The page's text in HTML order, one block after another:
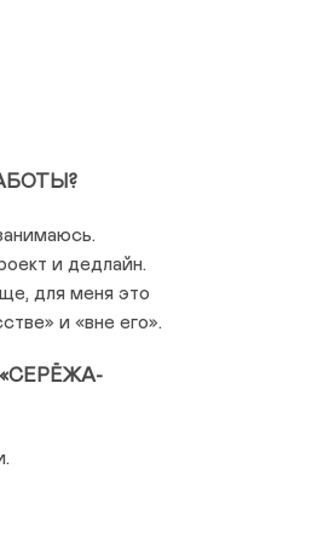
и дедлайн.
для меня это
и «вне его».